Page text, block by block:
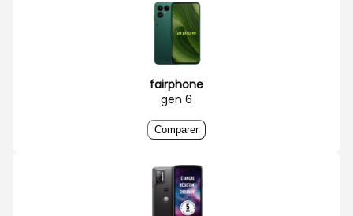
fairphone
gen 6
Comparer